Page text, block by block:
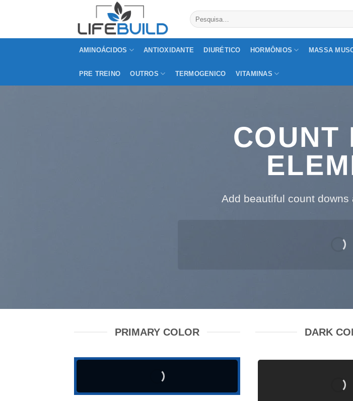
Pesquisar
por:
AMINOÁCIDOS ANTIOXIDANTE DIURÉTICO HORMÔNIOS MASSA
PRE TREINO OUTROS TERMOGENICO VITAMINAS
COUNT
Add beautiful count downs
PRIMARY COLOR DARK